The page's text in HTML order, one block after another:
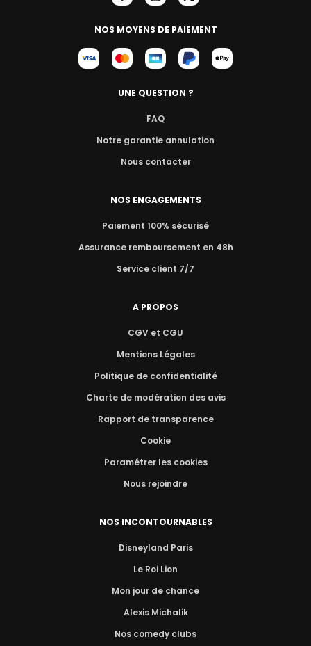
NOS MOYENS DE PAIEMENT
UNE QUESTION ?
FAQ
Notre garantie annulation
Nous contacter
NOS ENGAGEMENTS
Paiement 100% sécurisé
Assurance remboursement en 48h
Service client 7/7
A PROPOS
CGV et CGU
Mentions Légales
Politique de confidentialité
Charte de modération des avis
Rapport de transparence
Cookie
Paramétrer les cookies
Nous rejoindre
NOS INCONTOURNABLES
Disneyland Paris
Le Roi Lion
Mon jour de chance
Alexis Michalik
Nos comedy clubs